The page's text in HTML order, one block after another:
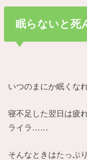
眠らないと死
いつのまにか眠くな
寝不足した翌日は疲
ライラ……
そんなときはたっぷ